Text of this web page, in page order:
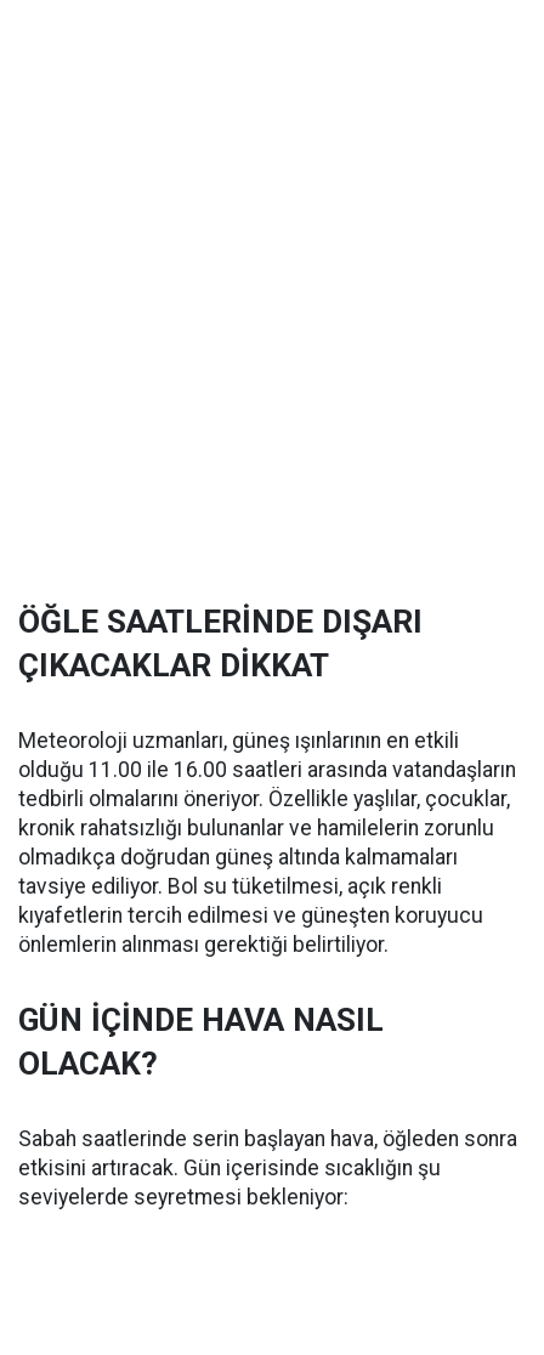
ÖĞLE SAATLERİNDE DIŞARI
ÇIKACAKLAR DİKKAT
Meteoroloji uzmanları, güneş ışınlarının en etkili
olduğu 11.00 ile 16.00 saatleri arasında vatandaşların
tedbirli olmalarını öneriyor. Özellikle yaşlılar, çocuklar,
kronik rahatsızlığı bulunanlar ve hamilelerin zorunlu
olmadıkça doğrudan güneş altında kalmamaları
tavsiye ediliyor. Bol su tüketilmesi, açık renkli
kıyafetlerin tercih edilmesi ve güneşten koruyucu
önlemlerin alınması gerektiği belirtiliyor.
GÜN İÇİNDE HAVA NASIL
OLACAK?
Sabah saatlerinde serin başlayan hava, öğleden sonra
etkisini artıracak. Gün içerisinde sıcaklığın şu
seviyelerde seyretmesi bekleniyor: